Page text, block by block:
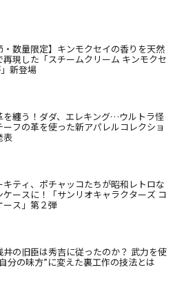
・数量限定】キンモクセイの香りを天然
再現した「スチームクリーム キンモクセ
新登場
を纏う！ダダ、エレキング…ウルトラ怪
ーフの革を使った新アパレルコレクショ
表
キティ、ポチャッコたちが昭和レトロな
ケースに！「サンリオキャラクターズ コ
ース」第２弾
井の旧臣は秀吉に従ったのか？ 武力を使
分の味方”に変えた裏工作の技法とは